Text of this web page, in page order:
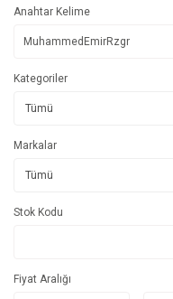
Anahtar Kelime
Kategoriler
Markalar
Stok Kodu
Fiyat Aralığı